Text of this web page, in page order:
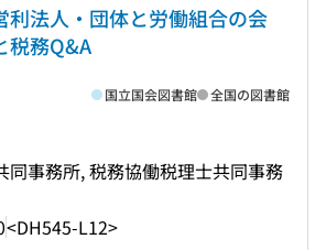
利法人・団体と労働組合の会
税務Q&A
同事務所, 税務協働税理士共同事務
<DH545-L12>
国立国会図書館 全国の図書館